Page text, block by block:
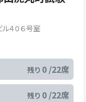
４０６号室
残り0 /22席
残り0 /22席